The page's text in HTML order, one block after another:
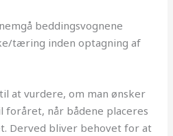
beddingsvognene
tæring inden optagning af
at vurdere, om man ønsker
når bådene placeres
Derved bliver behovet for at